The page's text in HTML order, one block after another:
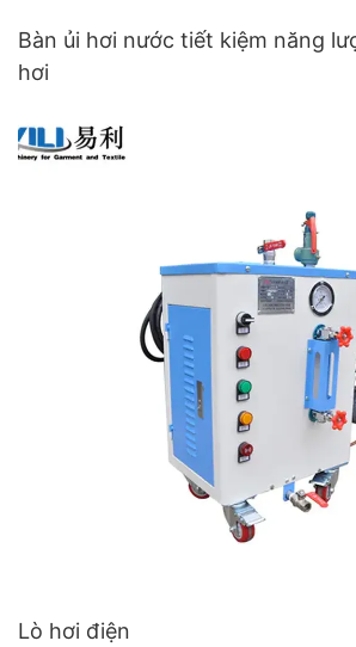
Bàn ủi hơi nước tiết kiệm năng
hơi
Lò hơi điện